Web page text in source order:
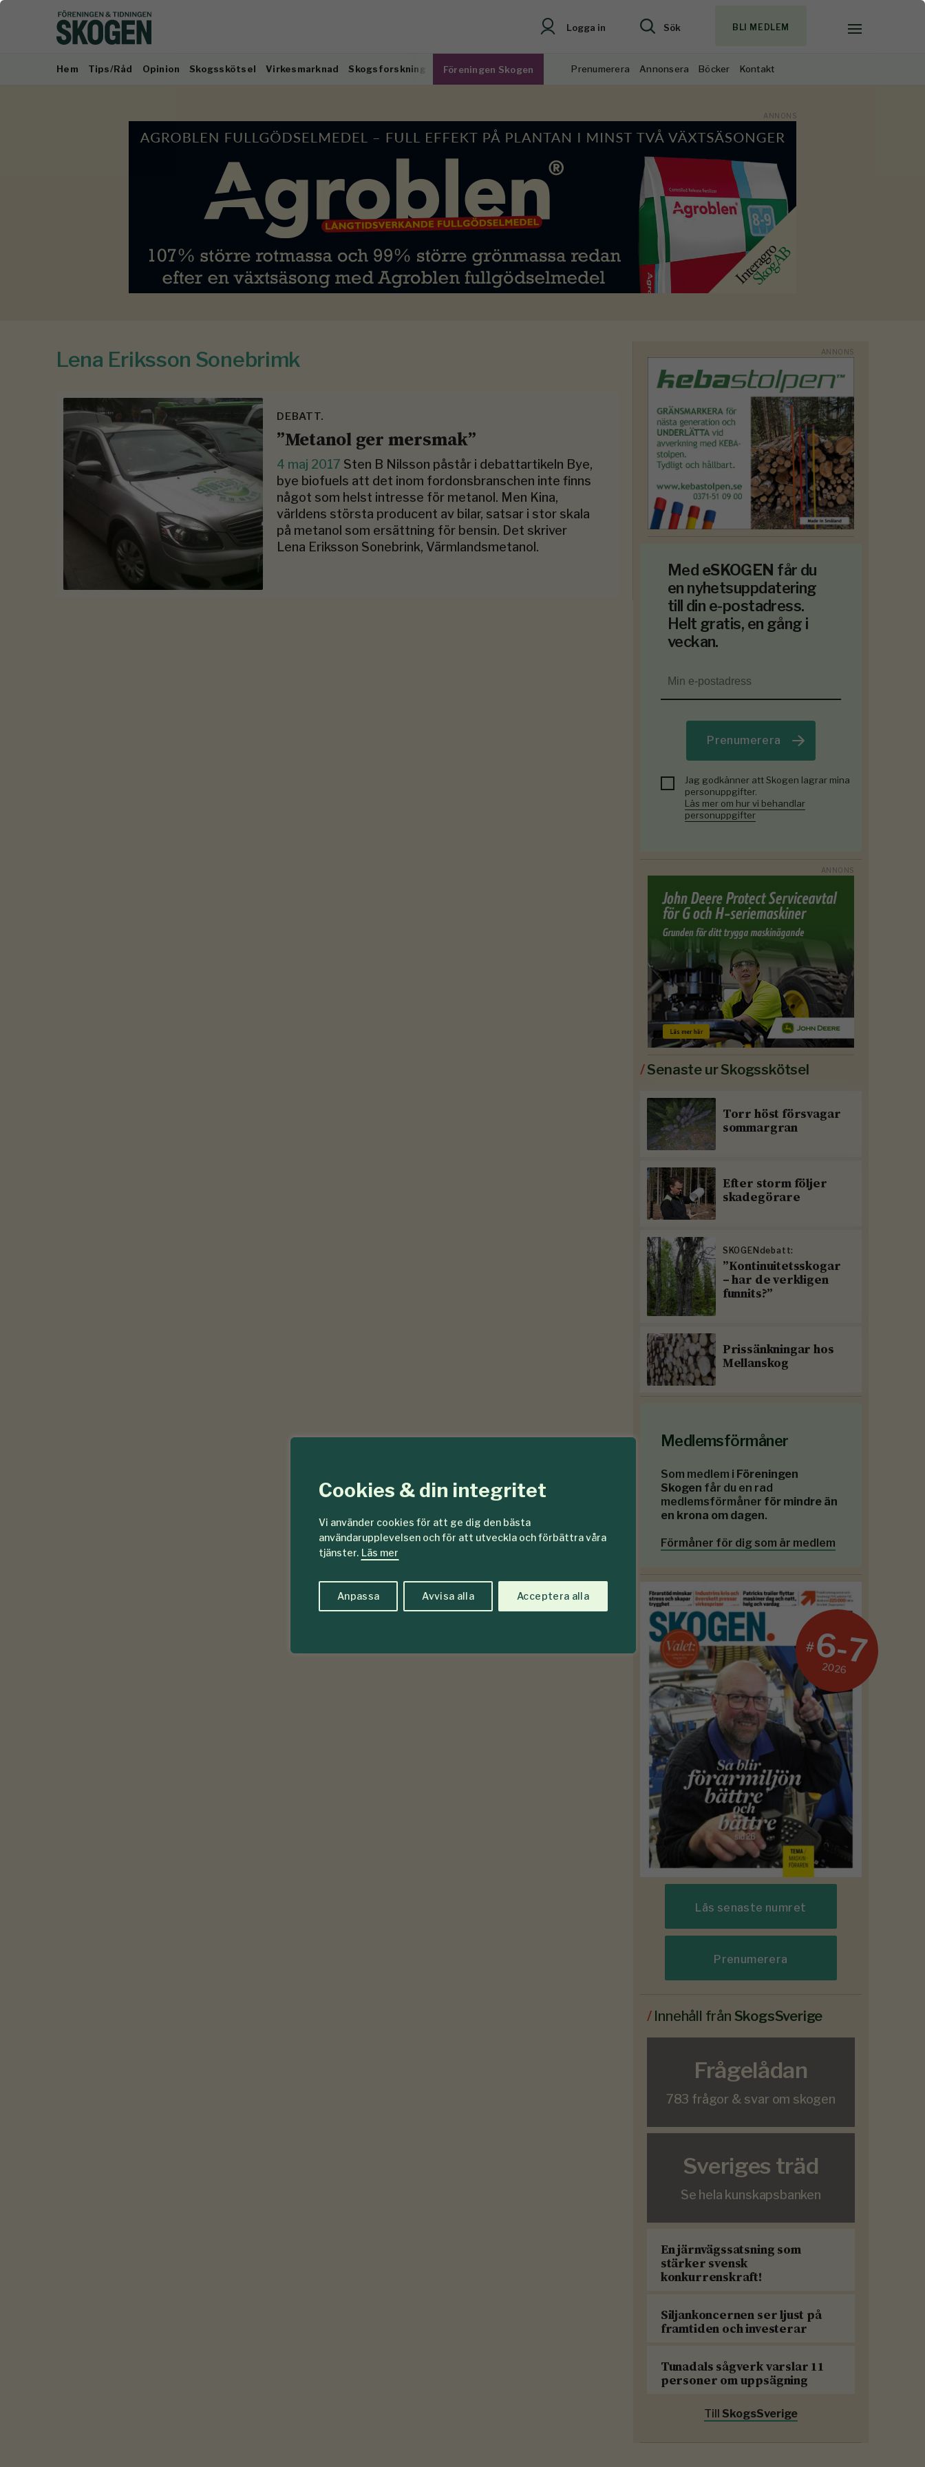
Cookies & din integritet
Vi använder cookies för att ge dig den bästa
användarupplevelsen och för att utveckla och förbättra våra
tjänster. Läs mer
Anpassa Avvisa alla Acceptera alla
Logga in Sök BLI MEDLEM
Hem Tips/Råd Opinion Skogsskötsel Virkesmarknad Skogsforskning Föreningen Skogen Prenumerera Annonsera Böcker Kontakt
Lena Eriksson Sonebrimk
DEBATT.
”Metanol ger mersmak”
4 maj 2017 Sten B Nilsson påstår i debattartikeln Bye,
bye biofuels att det inom fordonsbranschen inte finns
något som helst intresse för metanol. Men Kina,
världens största producent av bilar, satsar i stor skala
på metanol som ersättning för bensin. Det skriver
Lena Eriksson Sonebrink, Värmlandsmetanol.
Med eSKOGEN får du
en nyhetsuppdatering
till din e-postadress.
Helt gratis, en gång i
veckan.
Prenumerera
Jag godkänner att Skogen lagrar mina
personuppgifter.
Läs mer om hur vi behandlar
personuppgifter
/Senaste ur Skogsskötsel
Torr höst försvagar
sommargran
Efter storm följer
skadegörare
SKOGENdebatt:
”Kontinuitetsskogar
– har de verkligen
funnits?”
Prissänkningar hos
Mellanskog
Medlemsförmåner
Som medlem i Föreningen
Skogen får du en rad
medlemsförmåner för mindre än
en krona om dagen.
Förmåner för dig som är medlem
#6-7
2026
Läs senaste numret
Prenumerera
/ Innehåll från SkogsSverige
Frågelådan
783 frågor & svar om skogen
Sveriges träd
Se hela kunskapsbanken
En järnvägssatsning som
stärker svensk
konkurrenskraft!
Siljankoncernen ser ljust på
framtiden och investerar
Tunadals sågverk varslar 11
personer om uppsägning
Till SkogsSverige